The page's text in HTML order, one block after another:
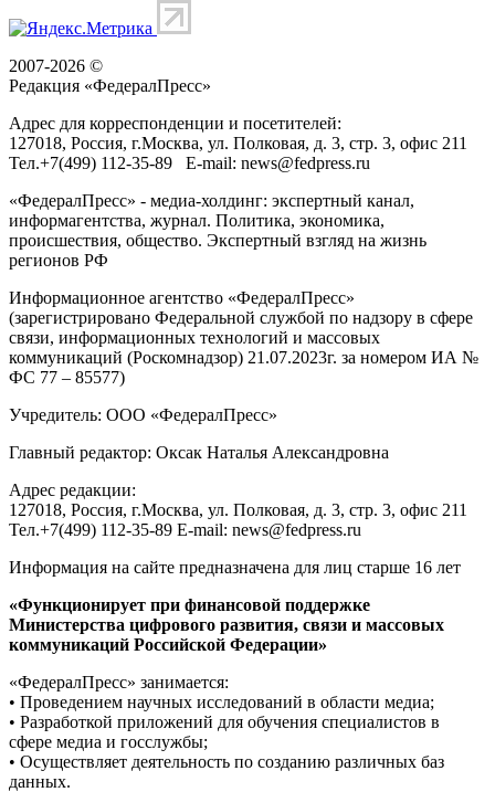
2007-2026 ©
Редакция «ФедералПресс»
Адрес для корреспонденции и посетителей:
127018, Россия, г.Москва, ул. Полковая, д. 3, стр. 3, офис 211
Тел.+7(499) 112-35-89 E-mail: news@fedpress.ru
«ФедералПресс» - медиа-холдинг: экспертный канал,
информагентства, журнал. Политика, экономика,
происшествия, общество. Экспертный взгляд на жизнь
регионов РФ
Информационное агентство «ФедералПресс»
(зарегистрировано Федеральной службой по надзору в сфере
связи, информационных технологий и массовых
коммуникаций (Роскомнадзор) 21.07.2023г. за номером ИА №
ФС 77 – 85577)
Учредитель: ООО «ФедералПресс»
Главный редактор: Оксак Наталья Александровна
Адрес редакции:
127018, Россия, г.Москва, ул. Полковая, д. 3, стр. 3, офис 211
Тел.+7(499) 112-35-89 E-mail: news@fedpress.ru
Информация на сайте предназначена для лиц старше 16 лет
«Функционирует при финансовой поддержке
Министерства цифрового развития, связи и массовых
коммуникаций Российской Федерации»
«ФедералПресс» занимается:
• Проведением научных исследований в области медиа;
• Разработкой приложений для обучения специалистов в
сфере медиа и госслужбы;
• Осуществляет деятельность по созданию различных баз
данных.